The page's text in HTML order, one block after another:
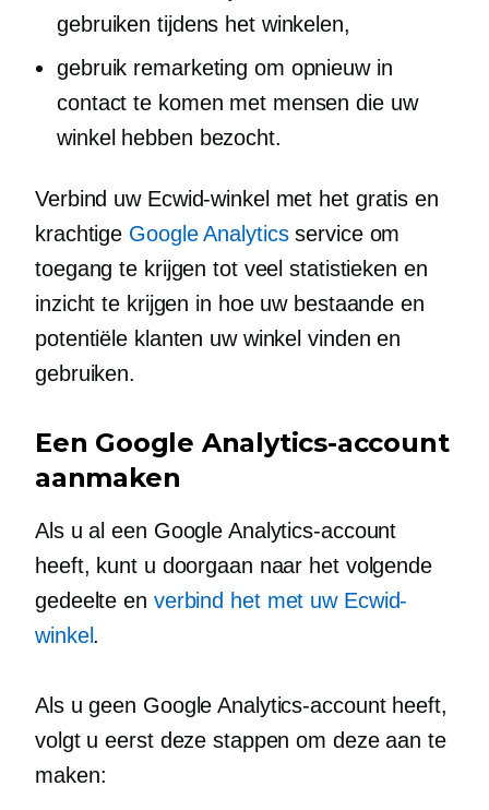
gebruiken tijdens het winkelen,
gebruik remarketing om opnieuw in
contact te komen met mensen die uw
winkel hebben bezocht.
Verbind uw Ecwid-winkel met het gratis en
krachtige Google Analyticsservice om
toegang te krijgen tot veel statistieken en
inzicht te krijgen in hoe uw bestaande en
potentiële klanten uw winkel vinden en
gebruiken.
Een Google Analytics-account
aanmaken
Als u al een Google Analytics-account
heeft, kunt u doorgaan naar het volgende
gedeelte en verbind het met uw Ecwid-
winkel.
Als u geen Google Analytics-account heeft,
volgt u eerst deze stappen om deze aan te
maken: